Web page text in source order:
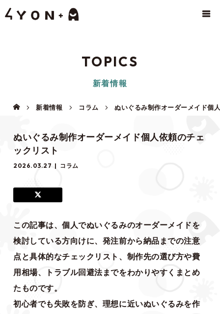
TOPICS
新着情報
新着情報 コラム ぬいぐるみ制作オーダーメイド個
ぬいぐるみ制作オーダーメイド個人依頼のチェ
ックリスト
2026.03.27 コラム
この記事は、個人でぬいぐるみのオーダーメイドを
検討している方向けに、発注前から納品までの注意
点と具体的なチェックリスト、制作先の選び方や費
用相場、トラブル回避法までをわかりやすくまとめ
たものです。
初心者でも失敗を防ぎ、理想に近いぬいぐるみを作